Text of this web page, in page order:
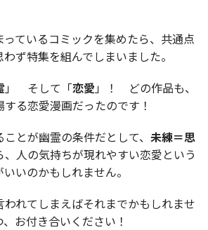
ているコミックを集めたら、共通点
ず特集を組んでしまいました。
」 そして「恋愛」！ どの作品も、
る恋愛漫画だったのです！
とが幽霊の条件だとして、 未練＝思
、人の気持ちが現れやすい恋愛という
いのかもしれません。
れてしまえばそれまでかもしれませ
お付き合いください！